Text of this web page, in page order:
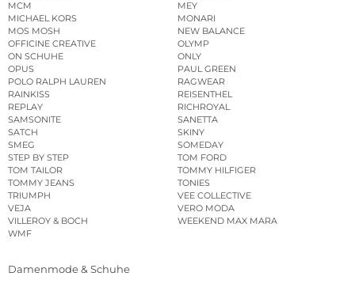
MCM
MEY
MICHAEL KORS
MONARI
MOS MOSH
NEW BALANCE
OFFICINE CREATIVE
OLYMP
ON SCHUHE
ONLY
OPUS
PAUL GREEN
POLO RALPH LAUREN
RAGWEAR
RAINKISS
REISENTHEL
REPLAY
RICHROYAL
SAMSONITE
SANETTA
SATCH
SKINY
SMEG
SOMEDAY
STEP BY STEP
TOM FORD
TOM TAILOR
TOMMY HILFIGER
TOMMY JEANS
TONIES
TRIUMPH
VEE COLLECTIVE
VEJA
VERO MODA
VILLEROY & BOCH
WEEKEND MAX MARA
WMF
Damenmode & Schuhe